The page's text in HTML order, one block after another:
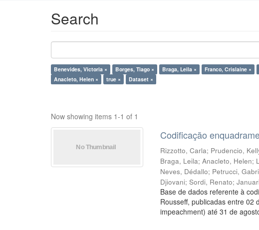
Search
Benevides, Victoria × Borges, Tiago × Braga, Leila × Franco, Crislaine ×
Anacleto, Helen ×
true × Dataset ×
Now showing items 1-1 of 1
Codificação
Rizzotto, Carla; Prudencio,
Braga, Leila;Anacleto, Helen;
Neves, Dédallo; Petrucci,
Djiovani;Sordi, Renato;
Base de dados referente à
Rousseff, publicadas entre 02
impeachment) até 31 de